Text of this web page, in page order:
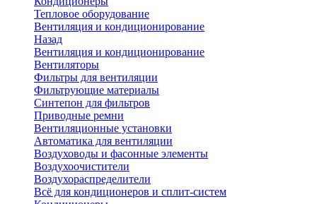
Тепловое оборудование
Вентиляция и кондиционирование
Назад
Вентиляция и кондиционирование
Вентиляторы
Фильтры для вентиляции
Фильтрующие материалы
Синтепон для фильтров
Приводные ремни
Вентиляционные установки
Автоматика для вентиляции
Воздуховоды и фасонные элементы
Воздухоочистители
Воздухораспределители
Всё для кондиционеров и сплит-систем